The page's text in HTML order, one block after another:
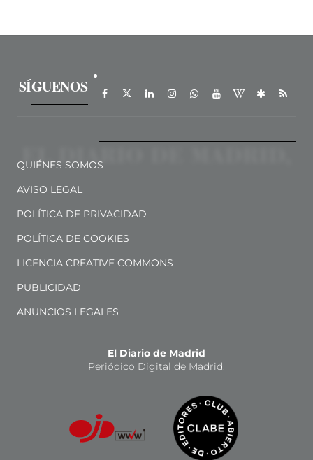
SÍGUENOS
QUIÉNES SOMOS
AVISO LEGAL
POLÍTICA DE PRIVACIDAD
POLÍTICA DE COOKIES
LICENCIA CREATIVE COMMONS
PUBLICIDAD
ANUNCIOS LEGALES
El Diario de Madrid
Periódico Digital de Madrid.